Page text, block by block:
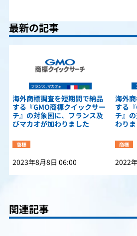
最新の記事
海外商標調査を短期間で納品
する『GMO商標クイックサー
チ』の対象国に、フランス及
びマカオが加わりました
商標
2023年8月8日 06:00
海外
する
チ』
わり
商標
2022
関連記事